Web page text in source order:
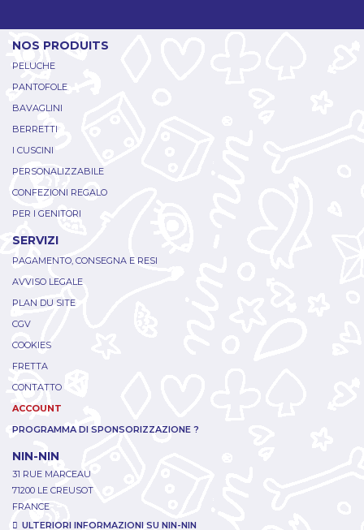
NOS PRODUITS
PELUCHE
PANTOFOLE
BAVAGLINI
BERRETTI
I CUSCINI
PERSONALIZZABILE
CONFEZIONI REGALO
PER I GENITORI
SERVIZI
PAGAMENTO, CONSEGNA E RESI
AVVISO LEGALE
PLAN DU SITE
CGV
COOKIES
FRETTA
CONTATTO
ACCOUNT
PROGRAMMA DI SPONSORIZZAZIONE ?
NIN-NIN
31 RUE MARCEAU
71200 LE CREUSOT
FRANCE
ULTERIORI INFORMAZIONI SU NIN-NIN